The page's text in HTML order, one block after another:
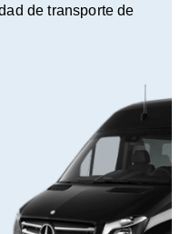
de transporte de